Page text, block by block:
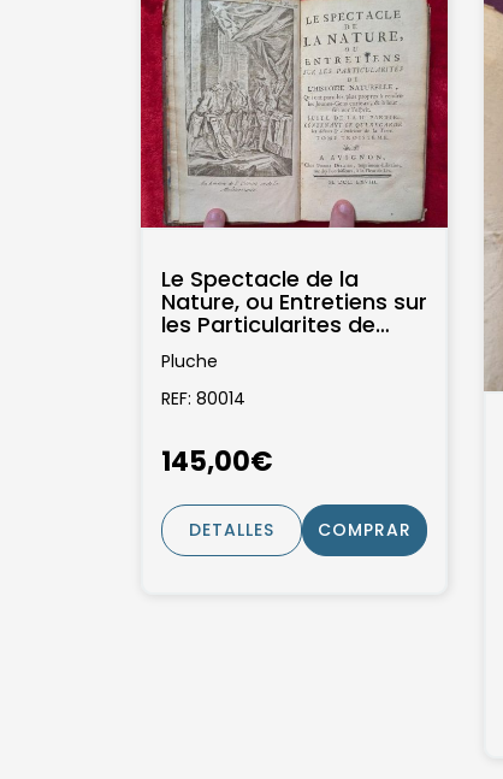
Le Spectacle de la
Nature, ou Entretiens sur
les Particularites de
l'Histoire Naturelle.; Qui
ont paru...
Pluche
REF: 80014
145,00€
DETALLES COMPRAR